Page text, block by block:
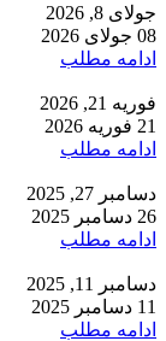
جولای 8, 2026
08 جولای 2026
ادامه مطلب
فوریه 21, 2026
21 فوریه 2026
ادامه مطلب
دسامبر 27, 2025
26 دسامبر 2025
ادامه مطلب
دسامبر 11, 2025
11 دسامبر 2025
ادامه مطلب